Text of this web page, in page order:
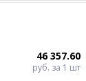
46 357.60
руб. за 1 шт